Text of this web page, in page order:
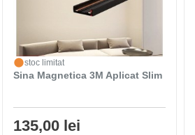
stoc limitat
Sina Magnetica 3M Aplicat Slim
135,00 lei